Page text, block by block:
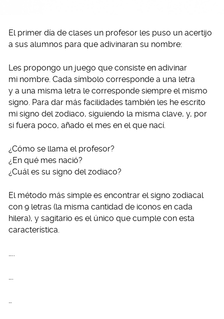
El primer día de clases un profesor les puso un acertijo
a sus alumnos para que adivinaran su nombre:
Les propongo un juego que consiste en adivinar
mi nombre. Cada símbolo corresponde a una letra
y a una misma letra le corresponde siempre el mismo
signo. Para dar más facilidades también les he escrito
mi signo del zodiaco, siguiendo la misma clave, y, por
si fuera poco, añado el mes en el que nací.
¿Cómo se llama el profesor?
¿En qué mes nació?
¿Cuál es su signo del zodiaco?
El método más simple es encontrar el signo zodiacal
con 9 letras (la misma cantidad de iconos en cada
hilera), y sagitario es el único que cumple con esta
característica.
…..
….
…